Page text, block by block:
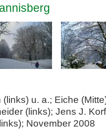
(links) u. a.; Eiche
(links); Jens J.
November 2008